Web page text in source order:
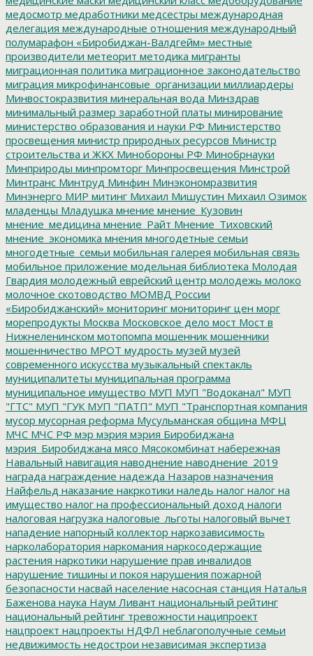
медосмотр медработники медсестры международная
делегация международные отношения международный
полумарафон «Биробиджан-Валдгейм» местные
производители метеорит методика мигранты
миграционная политика миграционное законодательство
миграция микрофинансовые_организации миллиардеры
Минвостокразвития минеральная вода Минздрав
минимальный размер заработной платы минирование
министерство образования и науки РФ Министерство
просвещения министр природных ресурсов Министр
строительства и ЖКХ Минобороны РФ Минобрнауки
Минприроды минпромторг Минпросвещения Минстрой
Минтранс Минтруд Минфин Минэкономразвития
Минэнерго МИР митинг Михаил Мишустин Михаил Озимок
младенцы Младушка мнение мнение_Кузовин
мнение_медицина мнение_Райт Мнение_Тиховский
мнение_экономика мнения многодетные семьи
многодетные_семьи мобильная галерея мобильная связь
мобильное приложение модельная библиотека Молодая
Гвардия молодежный еврейский центр молодежь молоко
молочное скотоводство МОМВД России
«Биробиджанский» мониторинг мониторинг цен морг
морепродукты Москва Московское дело мост Мост в
Нижнеленинском мотопомпа мошенник мошенники
мошенничество МРОТ мудрость музей музей
современного искусства музыкальный спектакль
муниципалитеты муниципальная программа
муниципальное имущество МУП МУП "Водоканал" МУП
"ГТС" МУП "ГУК МУП "ПАТП" МУП "Транспортная компания
мусор мусорная реформа Мусульманская община МФЦ
МЧС МЧС РФ мэр мэрия мэрия Биробиджана
мэрия_Биробиджана мясо Мясокомбинат набережная
Навальный навигация наводнение наводнение_2019
награда награждение надежда Назаров назначения
Найфельд наказание накркотики наледь налог налог на
имущество налог на профессиональный доход налоги
налоговая нагрузка налоговые_льготы налоговый вычет
нападение напорный коллектор наркозависимость
нарколаборатория наркомания наркосодержащие
растения наркотики нарушение прав инвалидов
нарушение тишины и покоя нарушения пожарной
безопасности насвай население насосная станция Наталья
Баженова наука Наум Ливант национальный рейтинг
национальный рейтинг тревожности наципроект
нацпроект нацпроекты НДФЛ неблагополучные семьи
недвижимость недострои независимая экспертиза